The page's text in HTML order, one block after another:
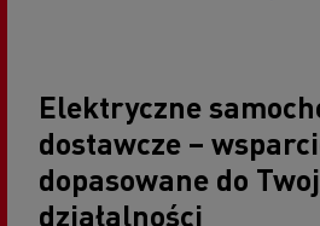
Elektryczne
dostawcze –
dopasowane do
działalności